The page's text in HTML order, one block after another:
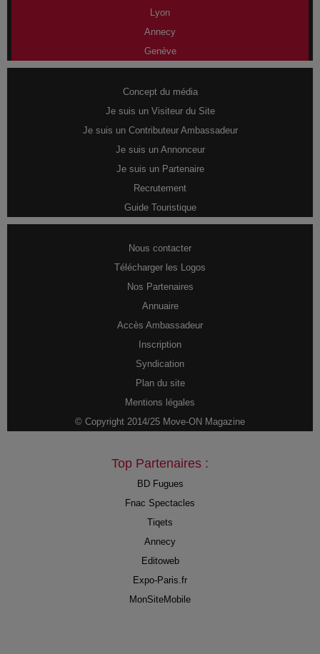
Lyon
Annecy
Genève
Concept du média
Je suis un Visiteur du Site
Je suis un Contributeur Ambassadeur
Je suis un Annonceur
Je suis un Partenaire
Recrutement
Guide Touristique
Nous contacter
Télécharger les Logos
Nos Partenaires
Annuaire
Accès Ambassadeur
Inscription
Syndication
Plan du site
Mentions légales
© Copyright 2014/25 Move-ON Magazine
Top Partenaires :
BD Fugues
Fnac Spectacles
Tiqets
Annecy
Editoweb
Expo-Paris.fr
MonSiteMobile